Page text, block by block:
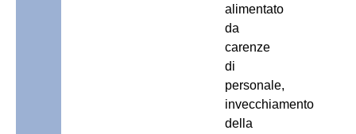
alimentato
da
carenze
di
personale,
invecchiamento
della